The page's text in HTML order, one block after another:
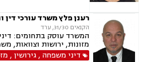
רענן פלץ משרד עורכי דין
הקנאים 31/30, ערד
המשרד עוסק בתחומים:
מזונות, ירושות וצוואות,
חלוקת רכוש, ידועים
דיני משפחה ,גירושין,